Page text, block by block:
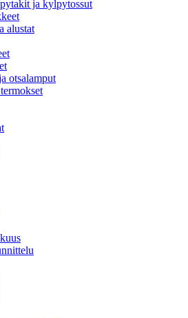
ja kylpytossut
alustat
otsalamput